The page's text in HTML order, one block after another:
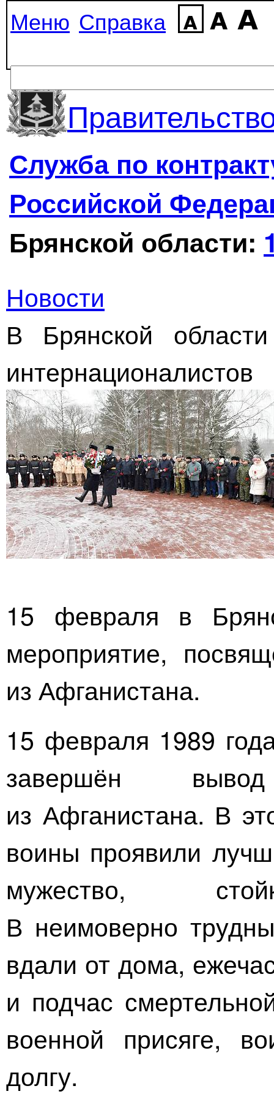
Меню Справка
Служба по
Российской
Брянской области:
Новости
В Брянской
интернационалистов
15 февраля в
мероприятие,
из Афганистана.
15 февраля 1989
завершён
из Афганистана. В
воины проявили
мужество,
В неимоверно
вдали от дома,
и подчас
военной присяге,
долгу.